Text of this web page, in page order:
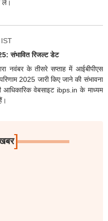
लें।
IST
रिजल्ट डेट
नवंबर के तीसरे सप्ताह में आईबीपीएस
2025 जारी किए जाने की संभावना
आधिकारिक वेबसाइट ibps.in के माध्यम
]